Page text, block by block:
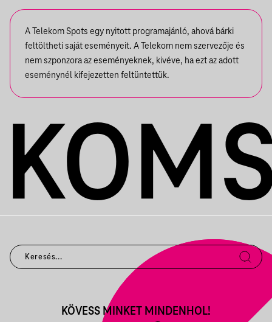
A Telekom Spots egy nyitott programajánló, ahová bárki
feltöltheti saját eseményeit. A Telekom nem szervezője és
nem szponzora az eseményeknek, kivéve, ha ezt az adott
eseménynél kifejezetten feltüntettük.
KÖVESS MINKET MINDENHOL!